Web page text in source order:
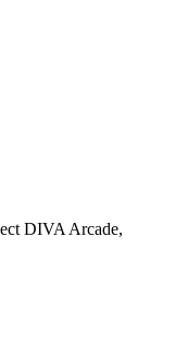
DIVA Arcade,